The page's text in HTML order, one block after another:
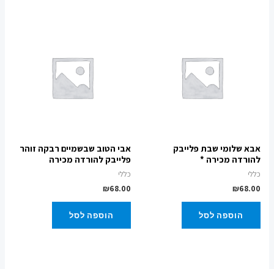
אבא שלומי שבת פלייבק
להורדה מכירה *
כללי
₪68.00
הוספה לסל
אבי הטוב שבשמיים רבקה זוהר
פלייבק להורדה מכירה
כללי
₪68.00
הוספה לסל